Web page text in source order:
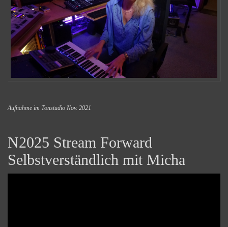
Aufnahme im Tonstudio Nov. 2021
N2025 Stream Forward
Selbstverständlich mit Micha